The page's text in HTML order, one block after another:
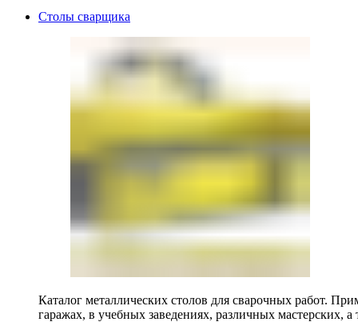
Столы сварщика
Каталог металлических столов для сварочных работ.
гаражах, в учебных заведениях, различных мастерских, а